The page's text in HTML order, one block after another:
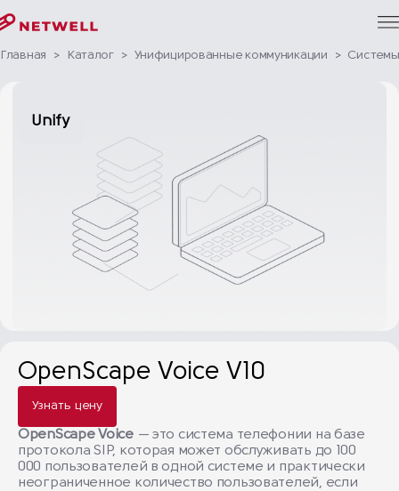
Главная > Каталог > Унифицированные коммуникации > Системы
Unify
OpenScape Voice V10
Узнать цену
OpenScape Voice— это система телефонии на базе
протокола SIP, которая может обслуживать до 100
000 пользователей в одной системе и практически
неограниченное количество пользователей, если